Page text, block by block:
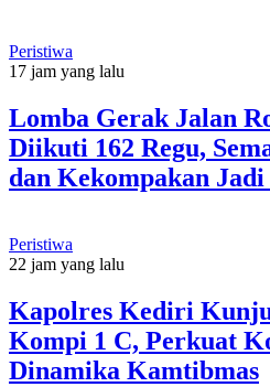
Peristiwa
17 jam yang lalu
Lomba Gerak Jalan
Diikuti 162 Regu,
dan Kekompakan Jadi
Peristiwa
22 jam yang lalu
Kapolres Kediri
Kompi 1 C, Perkuat
Dinamika Kamtibmas